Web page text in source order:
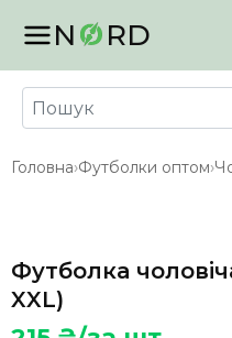
N RD
Головна›Футболки оптом›
Футболка
XXL)